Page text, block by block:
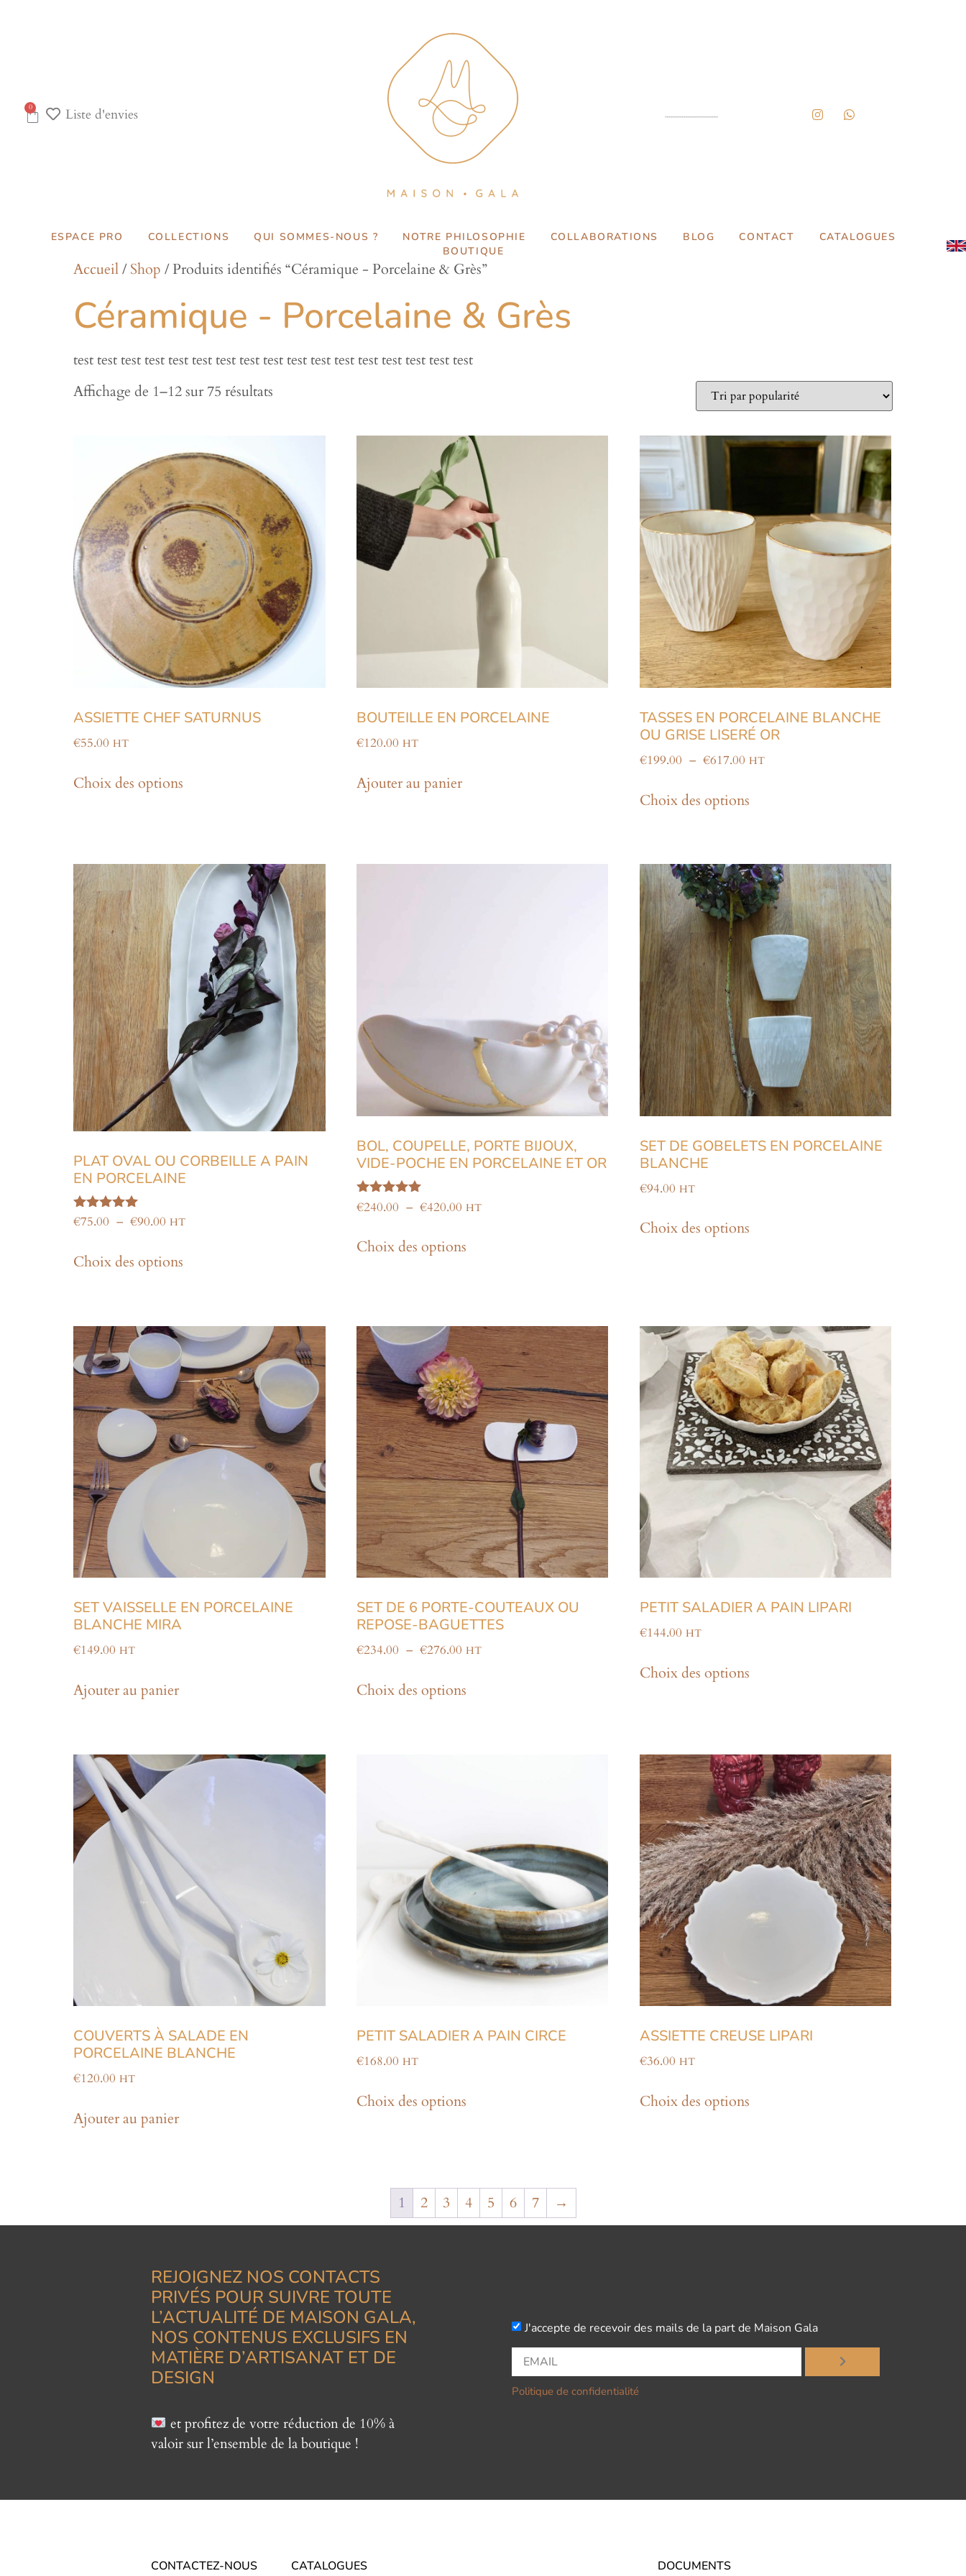
0 Liste d'envies
ESPACE PRO COLLECTIONS QUI SOMMES-NOUS ? NOTRE PHILOSOPHIE COLLABORATIONS BLOG CONTACT
CATALOGUES
BOUTIQUE
Accueil/Shop / Produits identifiés “Céramique - Porcelaine & Grès”
Céramique - Porcelaine & Grès
test test test test test test test test test test test test test test test test test
Affichage de 1–12 sur 75 résultats
ASSIETTE CHEF SATURNUS
€55.00 HT
Choix des options
BOUTEILLE EN PORCELAINE
€120.00 HT
Ajouter au panier
TASSES EN PORCELAINE BLANCHE
OU GRISE LISERÉ OR
€199.00 – €617.00 HT
Choix des options
PLAT OVAL OU CORBEILLE A PAIN
EN PORCELAINE
Note
€75.00 – €90.00 HT
Choix des options
BOL, COUPELLE, PORTE BIJOUX,
VIDE-POCHE EN PORCELAINE ET OR
Note
€240.00 – €420.00 HT
Choix des options
SET DE GOBELETS EN PORCELAINE
BLANCHE
€94.00 HT
Choix des options
SET VAISSELLE EN PORCELAINE
BLANCHE MIRA
€149.00 HT
Ajouter au panier
SET DE 6 PORTE-COUTEAUX OU
REPOSE-BAGUETTES
€234.00 – €276.00 HT
Choix des options
PETIT SALADIER A PAIN LIPARI
€144.00 HT
Choix des options
COUVERTS À SALADE EN
PORCELAINE BLANCHE
€120.00 HT
Ajouter au panier
PETIT SALADIER A PAIN CIRCE
€168.00 HT
Choix des options
ASSIETTE CREUSE LIPARI
€36.00 HT
Choix des options
1 2 3 4 5 6 7 →
REJOIGNEZ NOS CONTACTS
PRIVÉS POUR SUIVRE TOUTE
L’ACTUALITÉ DE MAISON GALA,
NOS CONTENUS EXCLUSIFS EN
MATIÈRE D’ARTISANAT ET DE
DESIGN
et profitez de votre réduction de 10% à
valoir sur l’ensemble de la boutique !
J'accepte de recevoir des mails de la part de Maison Gala
Politique de confidentialité
CONTACTEZ-NOUS CATALOGUES DOCUMENTS